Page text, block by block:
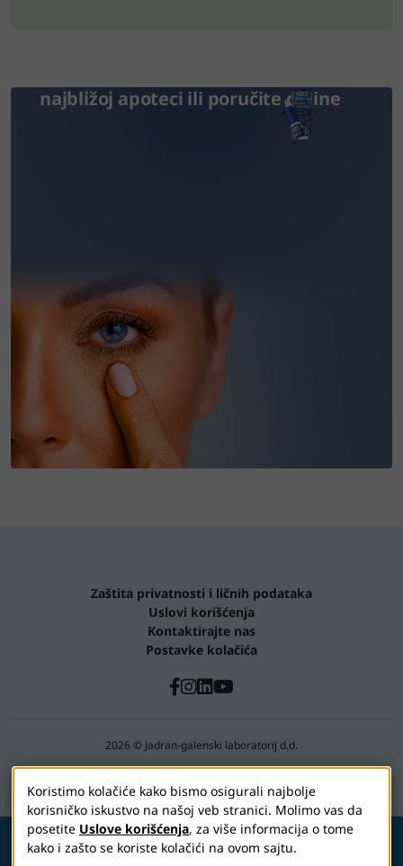
najbližoj apoteci ili poručite online
Zaštita privatnosti i ličnih podataka
Uslovi korišćenja
Kontaktirajte nas
Postavke kolačića
2026 © Jadran-galenski laboratorij d.d.
Vizol S je deo JGL porodice
Koristimo kolačiće kako bismo osigurali najbolje
korisničko iskustvo na našoj veb stranici. Molimo vas da
posetite Uslove korišćenja, za više informacija o tome
kako i zašto se koriste kolačići na ovom sajtu.